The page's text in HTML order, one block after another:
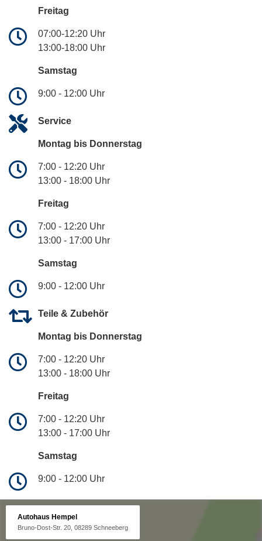
Freitag
07:00-12:20 Uhr
13:00-18:00 Uhr
Samstag
9:00 - 12:00 Uhr
Service
Montag bis Donnerstag
7:00 - 12:20 Uhr
13:00 - 18:00 Uhr
Freitag
7:00 - 12:20 Uhr
13:00 - 17:00 Uhr
Samstag
9:00 - 12:00 Uhr
Teile & Zubehör
Montag bis Donnerstag
7:00 - 12:20 Uhr
13:00 - 18:00 Uhr
Freitag
7:00 - 12:20 Uhr
13:00 - 17:00 Uhr
Samstag
9:00 - 12:00 Uhr
Autohaus Hempel
Bruno-Dost-Str. 20, 08289 Schneeberg